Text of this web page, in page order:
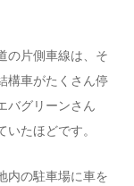
の片側車線は、そ
構車がたくさん停
バグリーンさん
たほどです。
内の駐車場に車を